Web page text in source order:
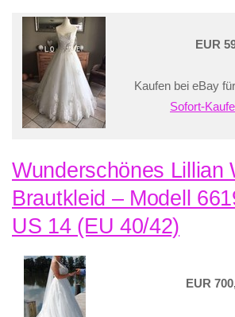
EUR
Kaufen bei eBay
Sofort-
Wunderschönes Lillian
Brautkleid – Modell
US 14 (EU 40/42)
EUR